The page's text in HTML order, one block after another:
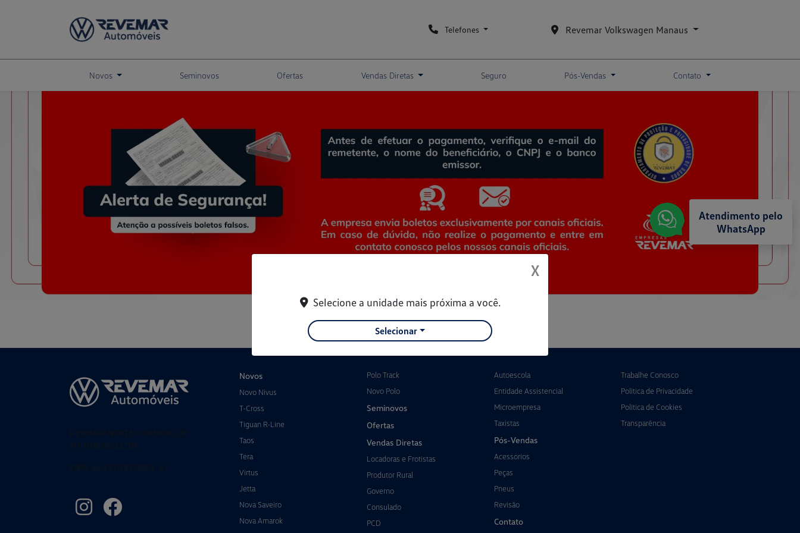
Telefones Revemar Volkswagen Manaus
Novos Seminovos Ofertas Vendas Diretas Seguro Pós-Vendas Contato
Novos
Novo Nivus
T-Cross
Tiguan R-Line
Taos
Tera
Virtus
Jetta
Nova Saveiro
Nova Amarok
Polo Track
Novo Polo
Seminovos
Ofertas
Vendas Diretas
Locadoras e Frotistas
Produtor Rural
Governo
Consulado
PCD
Autoescola
Entidade Assistencial
Microempresa
Taxistas
Pós-Vendas
Acessorios
Peças
Pneus
Revisão
Contato
Trabalhe Conosco
Política de Privacidade
Política de Cookies
Transparência
Atendimento pelo
WhatsApp
X
Selecione a unidade mais próxima a você.
Selecionar